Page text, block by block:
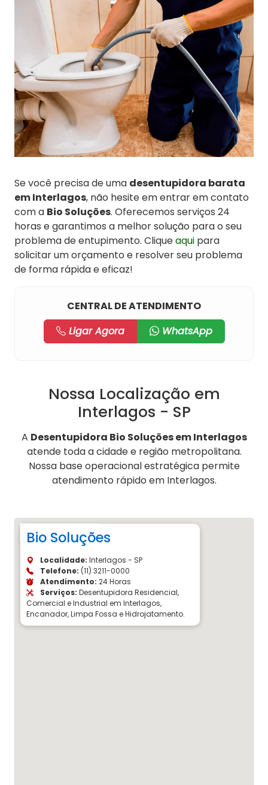
Se você precisa de uma desentupidora barata
em Interlagos, não hesite em entrar em contato
com a Bio Soluções. Oferecemos serviços 24
horas e garantimos a melhor solução para o seu
problema de entupimento. Cliqueaqui para
solicitar um orçamento e resolver seu problema
de forma rápida e eficaz!
CENTRAL DE ATENDIMENTO
Ligar Agora
WhatsApp
Nossa Localização em
Interlagos - SP
A Desentupidora Bio Soluções em Interlagos
atende toda a cidade e região metropolitana.
Nossa base operacional estratégica permite
atendimento rápido em Interlagos.
Bio Soluções
Localidade: Interlagos - SP
Telefone: (11) 3211-0000
Atendimento: 24 Horas
Serviços: Desentupidora Residencial,
Comercial e Industrial em Interlagos,
Encanador, Limpa Fossa e Hidrojatamento.